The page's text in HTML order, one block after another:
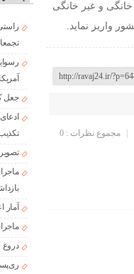
(۴۰۰۰) ریال از مشترکان خانگی و غیر خانگی
واریز نماید.
مجموع نظرات : 0
جعل
آمار
دروغ